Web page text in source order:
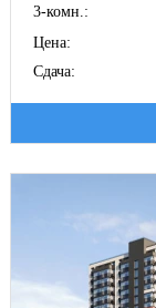
3-комн.:
Цена:
Сдача: